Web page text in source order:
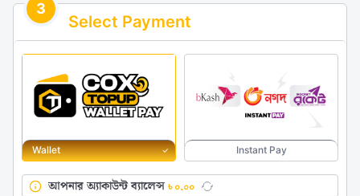
3
Select Payment
Wallet Instant Pay
আপনার অ্যাকাউন্ট ব্যালেন্স ৳০.০০